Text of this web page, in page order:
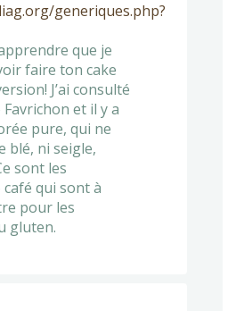
generiques.php?
que je
faire ton cake
J’ai consulté
et il y a
pure, qui ne
blé, ni seigle,
sont les
café qui sont à
pour les
gluten.